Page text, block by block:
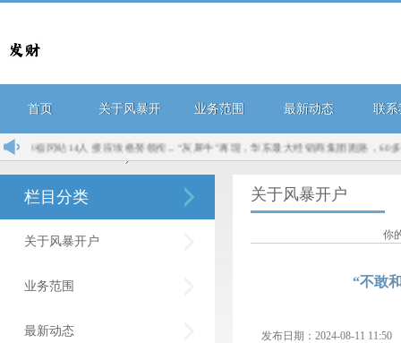
首页 关于风暴开
户
业务范围 最新动态 联系
14人 接应埃格努领衔... “灰犀牛”再现，华东最大经销商集团跑路，60多家门店懵
栏目分类
关于风暴开户
业务范围
最新动态
关于风暴开户
你
“不敢
发布日期：2024-08-11